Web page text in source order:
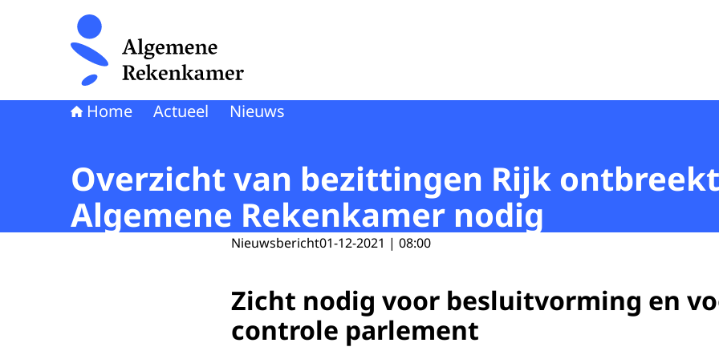
Naar de homepage van Algemene Rekenkamer
Home Actueel Nieuws
Overzicht van bezittingen Rijk
Algemene Rekenkamer nodig
Nieuwsbericht01-12-2021 | 08:00
Zicht nodig voor besluitvorming en
controle parlement